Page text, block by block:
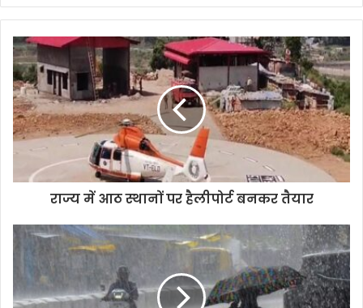
राज्य में आठ स्थानों पर हैलीपोर्ट बनकर तैयार